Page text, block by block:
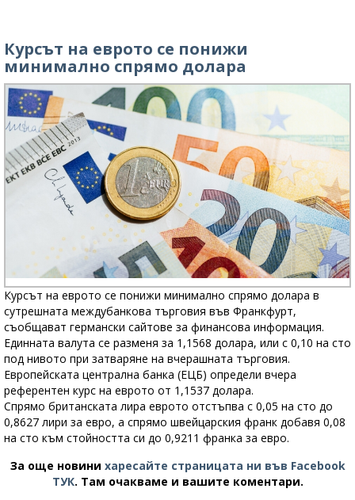
Курсът на еврото се понижи
минимално спрямо долара
Курсът на еврото се понижи минимално спрямо долара в
сутрешната междубанкова търговия във Франкфурт,
съобщават германски сайтове за финансова информация.
Единната валута се разменя за 1,1568 долара, или с 0,10 на сто
под нивото при затваряне на вчерашната търговия.
Европейската централна банка (ЕЦБ) определи вчера
референтен курс на еврото от 1,1537 долара.
Спрямо британската лира еврото отстъпва с 0,05 на сто до
0,8627 лири за евро, а спрямо швейцарския франк добавя 0,08
на сто към стойността си до 0,9211 франка за евро.
За още новини харесайте страницата ни във Facebook
ТУК. Там очакваме и вашите коментари.